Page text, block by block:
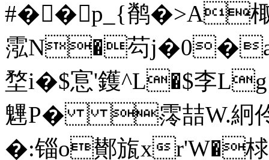
#��p_{鹡�>A
霐N�芶j�0�a淧
堥i�$悹'鑊^L�$李
魓P� 霗喆W.絅伶
�:锱o鄼旊xr'W�